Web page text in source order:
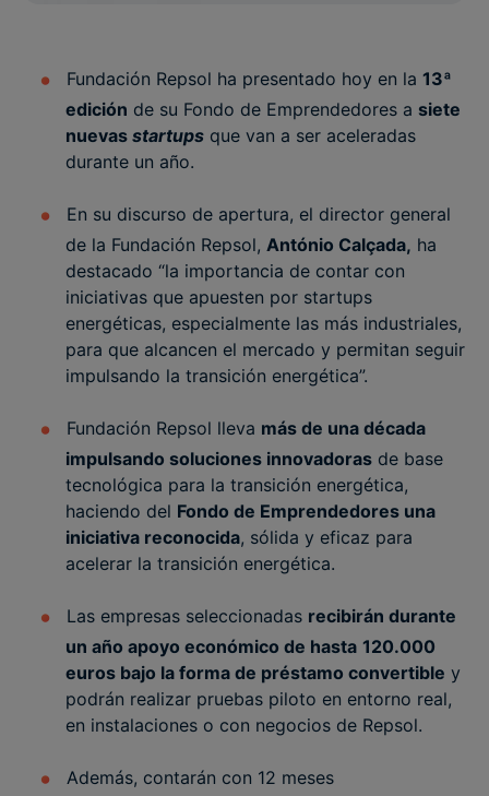
Fundación Repsol ha presentado hoy en la 13ª
edición de su Fondo de Emprendedores a siete
nuevas startups que van a ser aceleradas
durante un año.
En su discurso de apertura, el director general
de la Fundación Repsol, António Calçada, ha
destacado “la importancia de contar con
iniciativas que apuesten por startups
energéticas, especialmente las más industriales,
para que alcancen el mercado y permitan seguir
impulsando la transición energética”.
Fundación Repsol lleva más de una década
impulsando soluciones innovadoras de base
tecnológica para la transición energética,
haciendo del Fondo de Emprendedores una
iniciativa reconocida, sólida y eficaz para
acelerar la transición energética.
Las empresas seleccionadas recibirán durante
un año apoyo económico de hasta 120.000
euros bajo la forma de préstamo convertible y
podrán realizar pruebas piloto en entorno real,
en instalaciones o con negocios de Repsol.
Además, contarán con 12 meses